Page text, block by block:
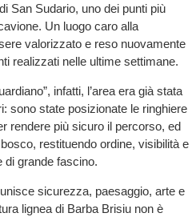
San Sudario, uno dei punti più
Un luogo caro alla
valorizzato e reso nuovamente
realizzati nelle ultime settimane.
infatti, l’area era già stata
sono state posizionate le ringhiere
rendere più sicuro il percorso, ed
restituendo ordine, visibilità e
di grande fascino.
sicurezza, paesaggio, arte e
lignea di Barba Brisiu non è